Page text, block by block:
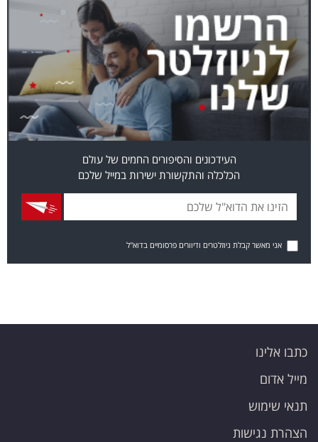
העידכונים והסיפורים החמים של עולם
הכלכלה והתקשורת ישירות במייל שלכם
אני מאשר קבלת ניוזלטרים ודיוורים פרסומיים בדוא"ל
כתבו אלינו
מייל אדום
תנאי שימוש
הצהרת נגישות